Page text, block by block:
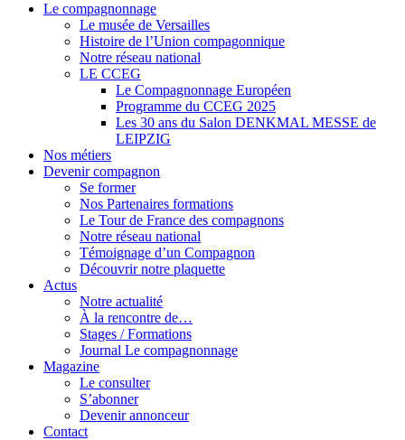
Le compagnonnage
Le musée de Versailles
Histoire de l’Union compagonnique
Notre réseau national
LE CCEG
Le Compagnonnage Européen
Programme du CCEG 2025
Les 30 ans du Salon DENKMAL MESSE de
LEIPZIG
Nos métiers
Devenir compagnon
Se former
Nos Partenaires formations
Le Tour de France des compagnons
Notre réseau national
Témoignage d’un Compagnon
Découvrir notre plaquette
Actus
Notre actualité
À la rencontre de…
Stages / Formations
Journal Le compagnonnage
Magazine
Le consulter
S’abonner
Devenir annonceur
Contact